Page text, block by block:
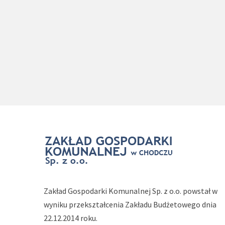
Zakład Gospodarki Komunalnej Sp. z o.o. powstał w
wyniku przekształcenia Zakładu Budżetowego dnia
22.12.2014 roku.